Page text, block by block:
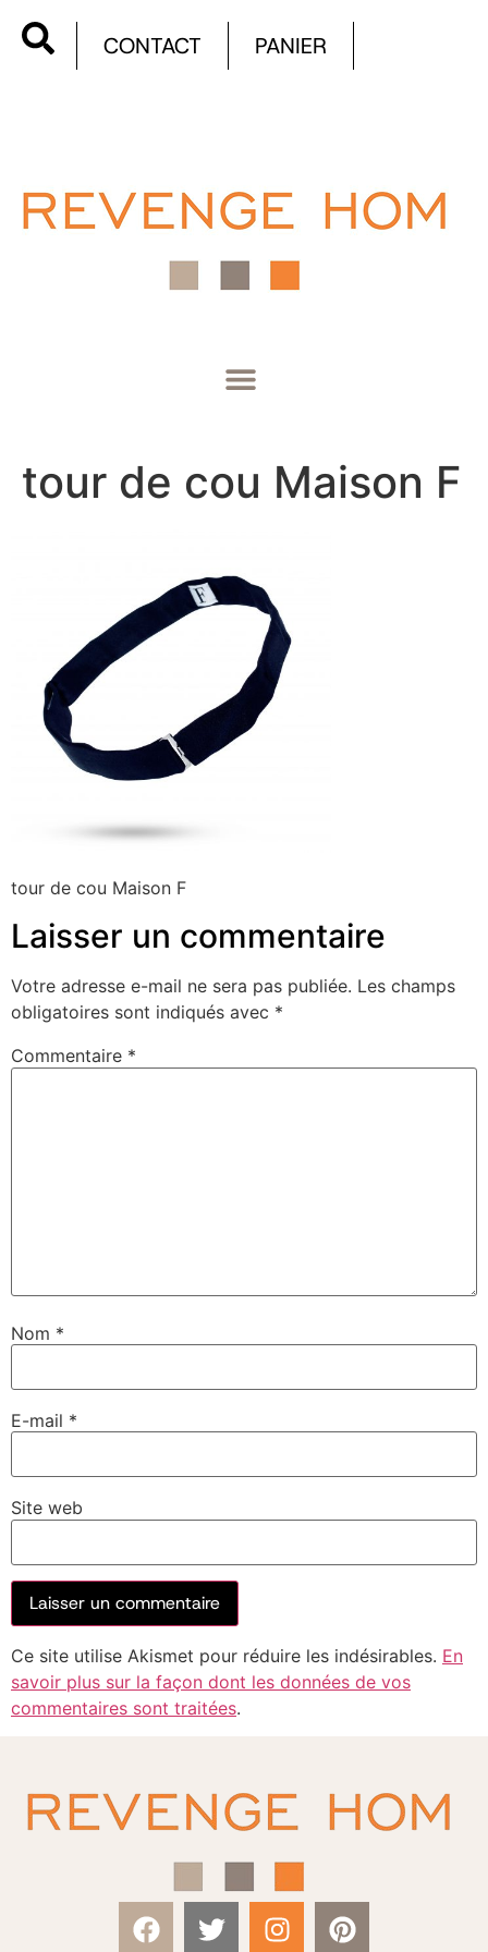
CONTACT PANIER
tour de cou Maison F
tour de cou Maison F
Laisser un commentaire
Votre adresse e-mail ne sera pas publiée. Les champs
obligatoires sont indiqués avec *
Commentaire *
Nom *
E-mail *
Site web
Ce site utilise Akismet pour réduire les indésirables. En
savoir plus sur la façon dont les données de vos
commentaires sont traitées.